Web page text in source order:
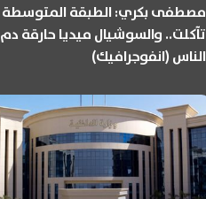
مصطفى بكري: الطبقة المتوسطة
تآكلت.. والسوشيال ميديا حارقة دم
الناس (انفوجرافيك)